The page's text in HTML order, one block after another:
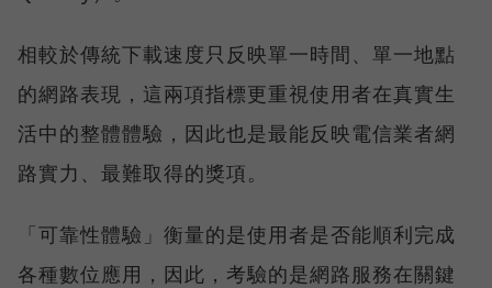
相較於傳統下載速度只反映單一時間、單一地點
的網路表現，這兩項指標更重視使用者在真實生
活中的整體體驗，因此也是最能反映電信業者網
路實力、最難取得的獎項。
「可靠性體驗」衡量的是使用者是否能順利完成
各種數位應用，因此，考驗的是網路服務在關鍵